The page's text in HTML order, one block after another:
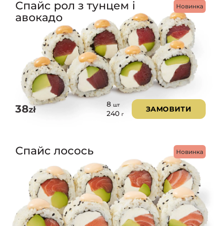
Новинка
Спайс рол з тунцем і
авокадо
38zł
8 шт
240 г
ЗАМОВИТИ
Новинка
Спайс лосось